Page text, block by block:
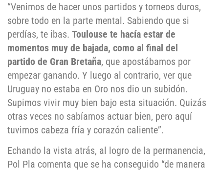
“Venimos de hacer unos partidos y torneos duros,
sobre todo en la parte mental. Sabiendo que si
perdías, te ibas. Toulouse te hacía estar de
momentos muy de bajada, como al final del
partido de Gran Bretaña, que apostábamos por
empezar ganando. Y luego al contrario, ver que
Uruguay no estaba en Oro nos dio un subidón.
Supimos vivir muy bien bajo esta situación. Quizás
otras veces no sabíamos actuar bien, pero aquí
tuvimos cabeza fría y corazón caliente”.
Echando la vista atrás, al logro de la permanencia,
Pol Pla comenta que se ha conseguido “de manera